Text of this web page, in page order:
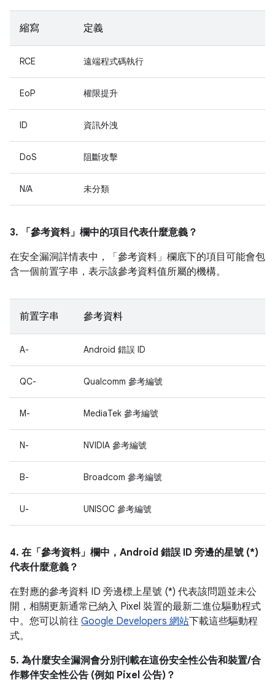
縮寫 定義
RCE 遠端程式碼執行
EoP 權限提升
ID 資訊外洩
DoS 阻斷攻擊
N/A 未分類
3. 「參考資料」 欄中的項目代表什麼意義？
在安全漏洞詳情表中，「參考資料」 欄底下的項目可能會包
含一個前置字串，表示該參考資料值所屬的機構。
前置字串 參考資料
A- Android 錯誤 ID
QC- Qualcomm 參考編號
M- MediaTek 參考編號
N- NVIDIA 參考編號
B- Broadcom 參考編號
U- UNISOC 參考編號
4. 在「參考資料」 欄中，Android 錯誤 ID 旁邊的星號 (*)
代表什麼意義？
在對應的參考資料 ID 旁邊標上星號 (*) 代表該問題並未公
開，相關更新通常已納入 Pixel 裝置的最新二進位驅動程式
中。您可以前往 Google Developers 網站下載這些驅動程
式。
5. 為什麼安全漏洞會分別刊載在這份安全性公告和裝置/合
作夥伴安全性公告 (例如 Pixel 公告)？